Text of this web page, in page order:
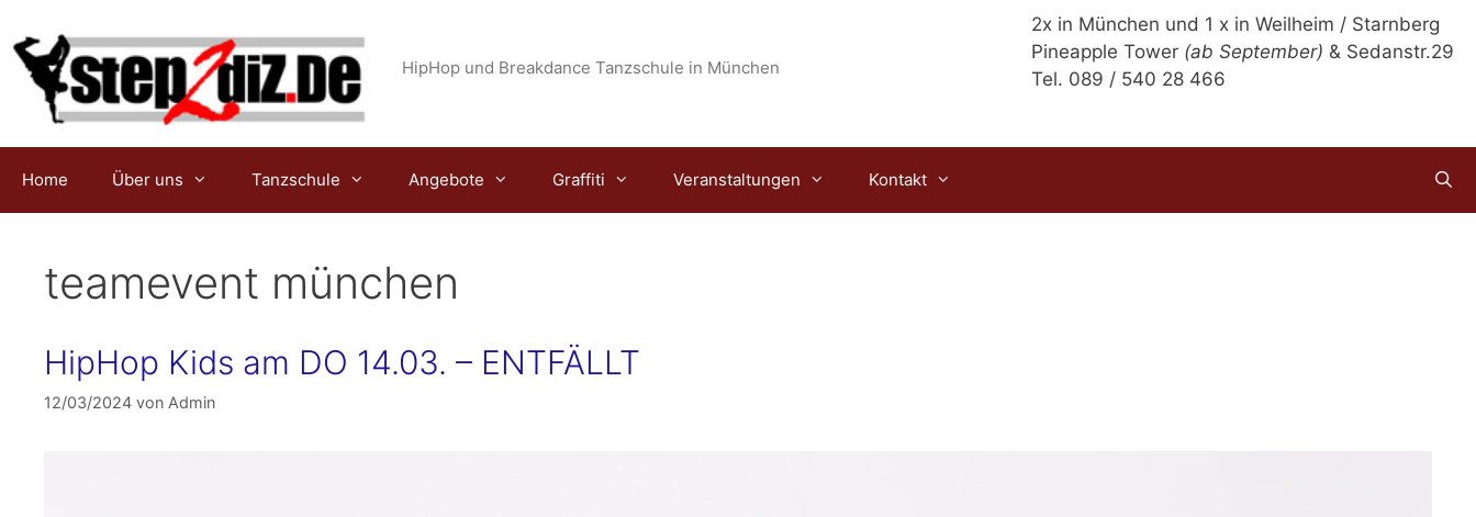
Inhalt
springen
2x in München und 1 x in Weilheim / Starnberg
Pineapple Tower (ab September) & Sedanstr.29
Tel. 089 / 540 28 466
HipHop und Breakdance Tanzschule in München
Home Über uns Tanzschule Angebote Graffiti Veranstaltungen Kontakt
teamevent münchen
HipHop Kids am DO 14.03. – ENTFÄLLT
12/03/2024 von Admin